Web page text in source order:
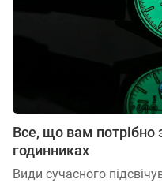
Все, що вам потрібно
годинниках
Види сучасного